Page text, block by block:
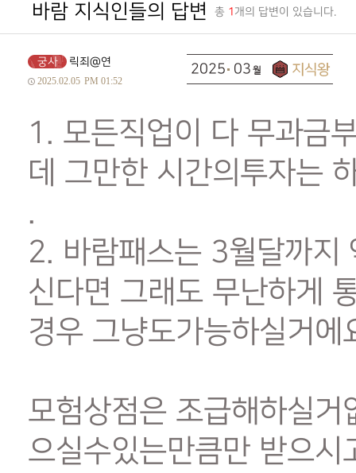
바람 지식인들의 답변 총 1 개의 답변이 있습니다.
궁사 릭죄@연
2025.02.05 PM 01:52
1. 모든직업이 다 무과금
데 그만한 시간의투자는
.
2. 바람패스는 3월달까지
신다면 그래도 무난하게
경우 그냥도가능하실거에
모험상점은 조급해하실
으실수있는만큼만 받으
2025 03